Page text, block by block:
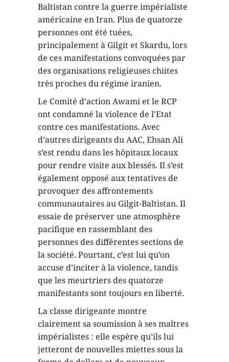
Baltistan contre la guerre impérialiste
américaine en Iran. Plus de quatorze
personnes ont été tuées,
principalement à Gilgit et Skardu, lors
de ces manifestations convoquées par
des organisations religieuses chiites
très proches du régime iranien.
Le Comité d’action Awami et le RCP
ont condamné la violence de l’Etat
contre ces manifestations. Avec
d’autres dirigeants du AAC, Ehsan Ali
s’est rendu dans les hôpitaux locaux
pour rendre visite aux blessés. Il s’est
également opposé aux tentatives de
provoquer des affrontements
communautaires au Gilgit-Baltistan. Il
essaie de préserver une atmosphère
pacifique en rassemblant des
personnes des différentes sections de
la société. Pourtant, c’est lui qu’on
accuse d’inciter à la violence, tandis
que les meurtriers des quatorze
manifestants sont toujours en liberté.
La classe dirigeante montre
clairement sa soumission à ses maîtres
impérialistes : elle espère qu’ils lui
jetteront de nouvelles miettes sous la